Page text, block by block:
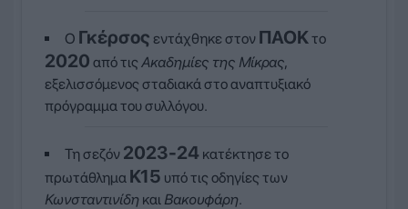
Ο Γκέρσος εντάχθηκε στον ΠΑΟΚτο
2020 από τις Ακαδημίες της Μίκρας,
εξελισσόμενος σταδιακά στο αναπτυξιακό
πρόγραμμα του συλλόγου.
Τη σεζόν 2023-24 κατέκτησε το
πρωτάθλημα Κ15 υπό τις οδηγίες των
Κωνσταντινίδη και Βακουφάρη.